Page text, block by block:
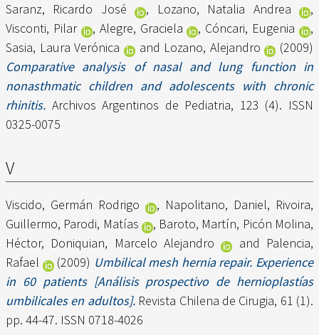
Saranz, Ricardo José , Lozano, Natalia Andrea
,
Visconti, Pilar
, Alegre, Graciela , Cóncari, Eugenia
,
Sasia, Laura Verónica
and Lozano, Alejandro
(2009)
Comparative analysis of nasal and lung function in
nonasthmatic children and adolescents with chronic
rhinitis. Archivos Argentinos de Pediatria, 123 (4). ISSN
0325-0075
V
Viscido, Germán Rodrigo , Napolitano, Daniel, Rivoira,
Guillermo, Parodi, Matías , Baroto, Martín, Picón Molina,
Héctor, Doniquian, Marcelo Alejandro and Palencia,
Rafael
(2009) Umbilical mesh hernia repair. Experience
in 60 patients [Análisis prospectivo de hernioplastías
umbilicales en adultos].Revista Chilena de Cirugia, 61 (1).
pp. 44-47. ISSN 0718-4026